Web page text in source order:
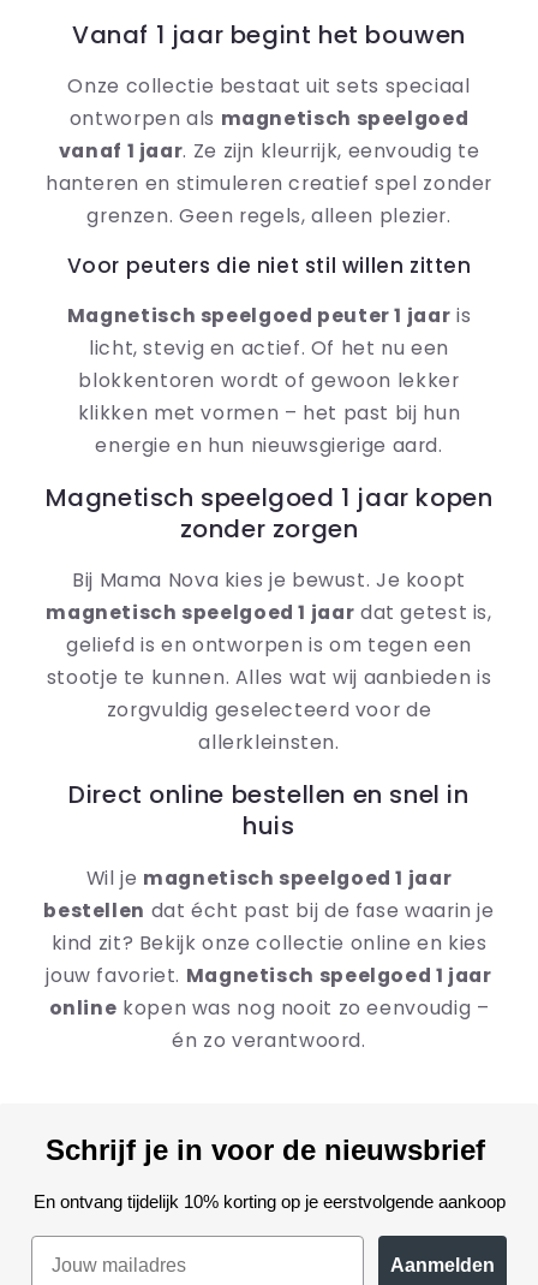
Vanaf 1 jaar begint het bouwen
Onze collectie bestaat uit sets speciaal
ontworpen als magnetisch speelgoed
vanaf 1 jaar. Ze zijn kleurrijk, eenvoudig te
hanteren en stimuleren creatief spel zonder
grenzen. Geen regels, alleen plezier.
Voor peuters die niet stil willen zitten
Magnetisch speelgoed peuter 1 jaar is
licht, stevig en actief. Of het nu een
blokkentoren wordt of gewoon lekker
klikken met vormen – het past bij hun
energie en hun nieuwsgierige aard.
Magnetisch speelgoed 1 jaar kopen
zonder zorgen
Bij Mama Nova kies je bewust. Je koopt
magnetisch speelgoed 1 jaar dat getest is,
geliefd is en ontworpen is om tegen een
stootje te kunnen. Alles wat wij aanbieden is
zorgvuldig geselecteerd voor de
allerkleinsten.
Direct online bestellen en snel in
huis
Wil je magnetisch speelgoed 1 jaar
bestellen dat écht past bij de fase waarin je
kind zit? Bekijk onze collectie online en kies
jouw favoriet. Magnetisch speelgoed 1 jaar
online kopen was nog nooit zo eenvoudig –
én zo verantwoord.
Schrijf je in voor de nieuwsbrief
En ontvang tijdelijk 10% korting op je eerstvolgende aankoop
Aanmelden